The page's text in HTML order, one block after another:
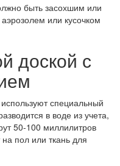
быть засохшим или
или кусочком
доской с
специальный
в воде из учета,
50-100 миллилитров
пол или ткань для